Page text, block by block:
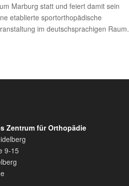
Marburg statt und feiert damit sein
etablierte sportorthopädische
im deutschsprachigen Raum.
Zentrum für Orthopädie
9-15